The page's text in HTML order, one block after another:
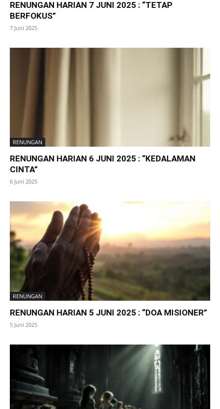
RENUNGAN HARIAN 7 JUNI 2025 : “TETAP
BERFOKUS”
7 Juni 2025
RENUNGAN
RENUNGAN HARIAN 6 JUNI 2025 : “KEDALAMAN
CINTA”
6 Juni 2025
RENUNGAN
RENUNGAN HARIAN 5 JUNI 2025 : “DOA MISIONER”
5 Juni 2025